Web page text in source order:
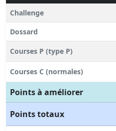
Challenge
Dossard
Courses P (type P)
Courses C (normales)
Points à améliorer
Points totaux